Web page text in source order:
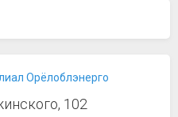
Орёлоблэнерго
102